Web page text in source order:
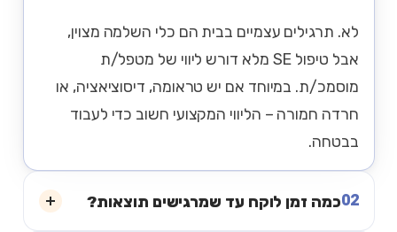
לא. תרגילים עצמיים בבית הם כלי השלמה מצוין,
אבל טיפול SE מלא דורש ליווי של מטפל/ת
מוסמכ/ת. במיוחד אם יש טראומה, דיסוציאציה, או
חרדה חמורה – הליווי המקצועי חשוב כדי לעבוד
בבטחה.
02כמה זמן לוקח עד שמרגישים תוצאות?